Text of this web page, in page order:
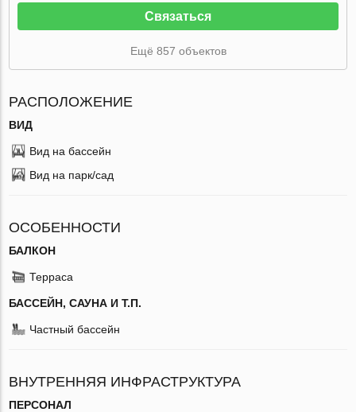
Связаться
Ещё 857 объектов
РАСПОЛОЖЕНИЕ
ВИД
Вид на бассейн
Вид на парк/сад
ОСОБЕННОСТИ
БАЛКОН
Терраса
БАССЕЙН, САУНА И Т.П.
Частный бассейн
ВНУТРЕННЯЯ ИНФРАСТРУКТУРА
ПЕРСОНАЛ